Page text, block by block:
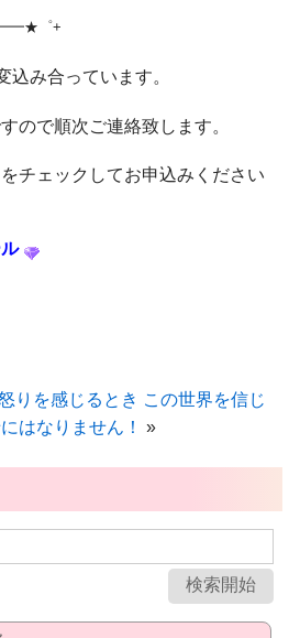
゜+
込み合っています。
ので順次ご連絡致します。
チェックしてお申込みください
りを感じるとき この世界を信じ
はなりません！
»